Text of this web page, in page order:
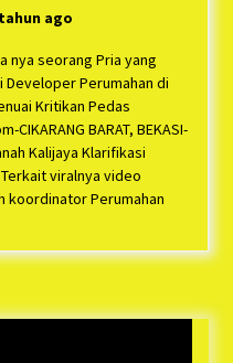
Ratusan Peserta : Mudik
BUMN 2025
KOSMI Indonesia Gilang
Ucapkan Terimakasih Atas
Bekasi dan Polsek Cikarang
Posko
ago
nya seorang Pria yang
Perumahan di
Kritikan Pedas
CIKARANG BARAT, BEKASI-
Kalijaya Klarifikasi
viralnya video
koordinator Perumahan